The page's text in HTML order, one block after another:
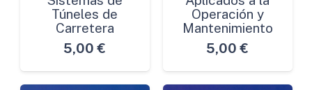
Túneles de
Carretera
5,00 €
Operación y
Mantenimiento
5,00 €